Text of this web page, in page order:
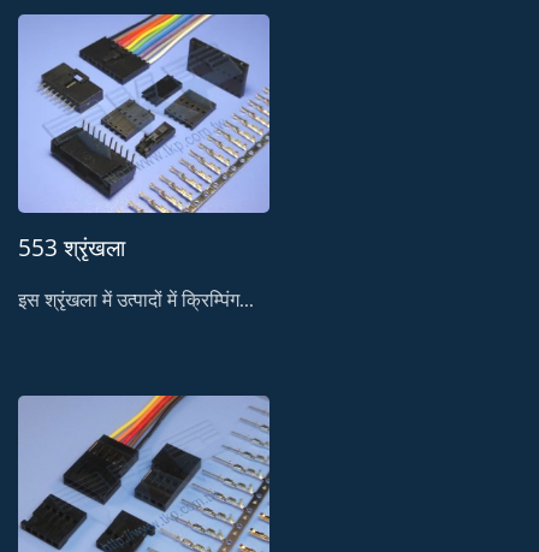
553 श्रृंखला
इस श्रृंखला में उत्पादों में क्रिम्पिंग...